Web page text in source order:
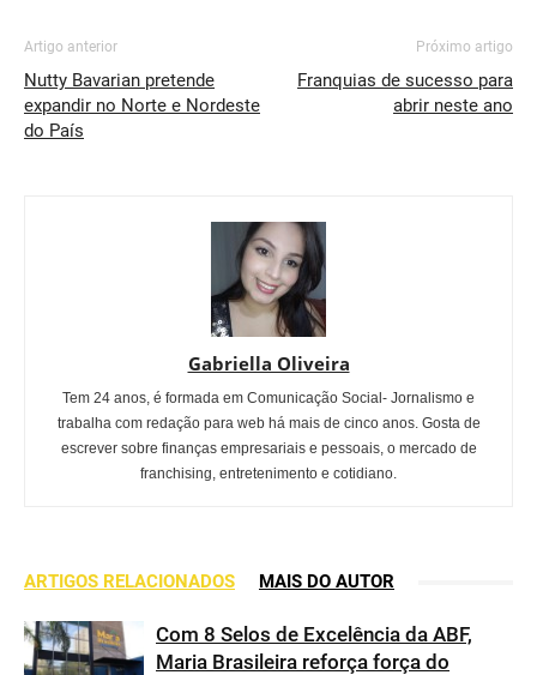
Artigo anterior
Nutty Bavarian pretende
expandir no Norte e Nordeste
do País
Próximo artigo
Franquias de sucesso para
abrir neste ano
Gabriella Oliveira
Tem 24 anos, é formada em Comunicação Social- Jornalismo e
trabalha com redação para web há mais de cinco anos. Gosta de
escrever sobre finanças empresariais e pessoais, o mercado de
franchising, entretenimento e cotidiano.
ARTIGOS RELACIONADOS MAIS DO AUTOR
Com 8 Selos de Excelência da ABF,
Maria Brasileira reforça força do